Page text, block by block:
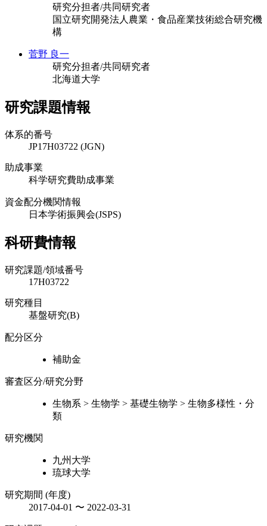
研究分担者/共同研究者
国立研究開発法人農業・食品産業技術総合研究機
構
菅野 良一
研究分担者/共同研究者
北海道大学
研究課題情報
体系的番号
JP17H03722 (JGN)
助成事業
科学研究費助成事業
資金配分機関情報
日本学術振興会(JSPS)
科研費情報
研究課題/領域番号
17H03722
研究種目
基盤研究(B)
配分区分
補助金
審査区分/研究分野
生物系 > 生物学 > 基礎生物学 > 生物多様性・分
類
研究機関
九州大学
琉球大学
研究期間 (年度)
2017-04-01 〜 2022-03-31